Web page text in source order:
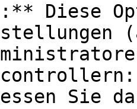
Diese
Sie